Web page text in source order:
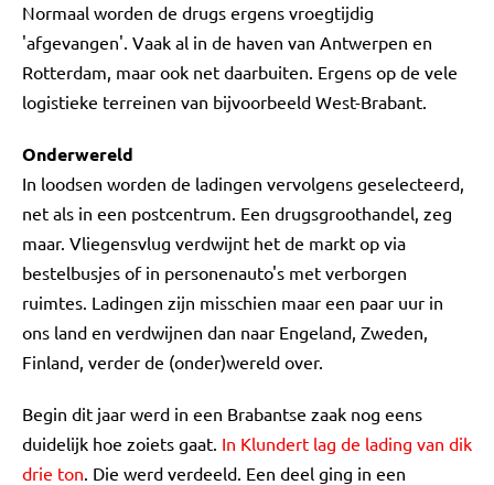
Normaal worden de drugs ergens vroegtijdig
'afgevangen'. Vaak al in de haven van Antwerpen en
Rotterdam, maar ook net daarbuiten. Ergens op de vele
logistieke terreinen van bijvoorbeeld West-Brabant.
Onderwereld
In loodsen worden de ladingen vervolgens geselecteerd,
net als in een postcentrum. Een drugsgroothandel, zeg
maar. Vliegensvlug verdwijnt het de markt op via
bestelbusjes of in personenauto's met verborgen
ruimtes. Ladingen zijn misschien maar een paar uur in
ons land en verdwijnen dan naar Engeland, Zweden,
Finland, verder de (onder)wereld over.
Begin dit jaar werd in een Brabantse zaak nog eens
duidelijk hoe zoiets gaat. In Klundert lag de lading van dik
drie ton. Die werd verdeeld. Een deel ging in een